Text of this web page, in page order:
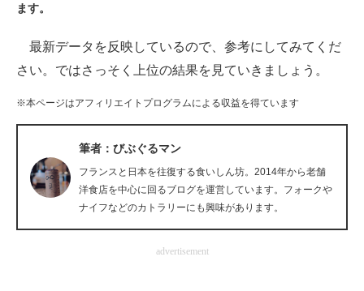
スマホと通信の最新トレンド
進化するPCとデバイスの未来
ビジネスと働き方のヒント
AI活用のいまが分かる
ます。
最新データを反映しているので、参考にしてみてくだ
さい。ではさっそく上位の結果を見ていきましょう。
※本ページはアフィリエイトプログラムによる収益を得ています
筆者：びぶぐるマン
フランスと日本を往復する食いしん坊。2014年から老舗
洋食店を中心に回るブログを運営しています。フォークや
ナイフなどのカトラリーにも興味があります。
advertisement